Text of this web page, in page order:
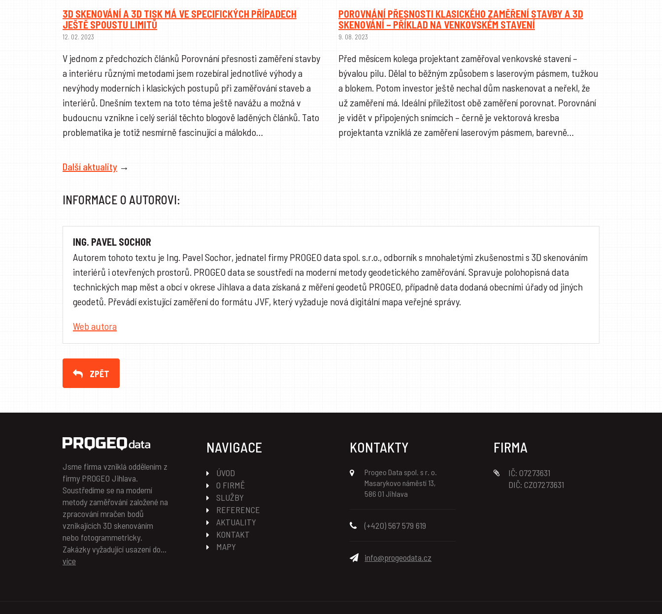
3D SKENOVÁNÍ A 3D TISK MÁ VE SPECIFICKÝCH PŘÍPADECH
JEŠTĚ SPOUSTU LIMITŮ
12. 02. 2023
V jednom z předchozích článků Porovnání přesnosti zaměření stavby
a interiéru různými metodami jsem rozebíral jednotlivé výhody a
nevýhody moderních i klasických postupů při zaměřování staveb a
interiérů. Dnešním textem na toto téma ještě navážu a možná v
budoucnu vznikne i celý seriál těchto blogově laděných článků. Tato
problematika je totiž nesmírně fascinující a málokdo…
POROVNÁNÍ PŘESNOSTI KLASICKÉHO ZAMĚŘENÍ STAVBY A 3D
SKENOVÁNÍ – PŘÍKLAD NA VENKOVSKÉM STAVENÍ
9. 08. 2023
Před měsícem kolega projektant zaměřoval venkovské stavení –
bývalou pilu. Dělal to běžným způsobem s laserovým pásmem, tužkou
a blokem. Potom investor ještě nechal dům naskenovat a neřekl, že
už zaměření má. Ideální příležitost obě zaměření porovnat. Porovnání
je vidět v připojených snímcích – černě je vektorová kresba
projektanta vzniklá ze zaměření laserovým pásmem, barevně…
Další aktuality →
INFORMACE O AUTOROVI:
ING. PAVEL SOCHOR
Autorem tohoto textu je Ing. Pavel Sochor, jednatel firmy PROGEO data spol. s.r.o., odborník s mnohaletými zkušenostmi s 3D skenováním
interiérů i otevřených prostorů. PROGEO data se soustředí na moderní metody geodetického zaměřování. Spravuje polohopisná data
technických map měst a obcí v okrese Jihlava a data získaná z měření geodetů PROGEO, případně data dodaná obecními úřady od jiných
geodetů. Převádí existující zaměření do formátu JVF, který vyžaduje nová digitální mapa veřejné správy.
Web autora
ZPĚT
Jsme firma vzniklá oddělením z
firmy PROGEO Jihlava.
Soustředíme se na moderní
metody zaměřování založené na
zpracování mračen bodů
vznikajících 3D skenováním
nebo fotogrammetricky.
Zakázky vyžadující usazení do…
více
NAVIGACE
ÚVOD
O FIRMĚ
SLUŽBY
REFERENCE
AKTUALITY
KONTAKT
MAPY
KONTAKTY
Progeo Data spol. s r. o.
Masarykovo náměstí 13,
586 01 Jihlava
(+420) 567 579 619
info@progeodata.cz
FIRMA
IČ: 07273631
DIČ: CZ07273631